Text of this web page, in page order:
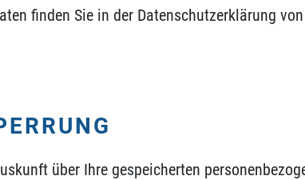
finden Sie in der Datenschutzerklärung
über Ihre gespeicherten